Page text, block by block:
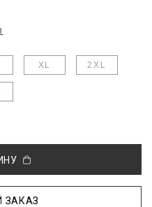
XL 2XL
ЗАКАЗ